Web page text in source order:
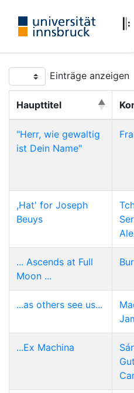
Einträge anzeigen
Haupttitel
"Herr, wie gewaltig
ist Dein Name"
,Hat' for Joseph
Beuys
... Ascends at Full
Moon ...
...as others see us...
...Ex Machina